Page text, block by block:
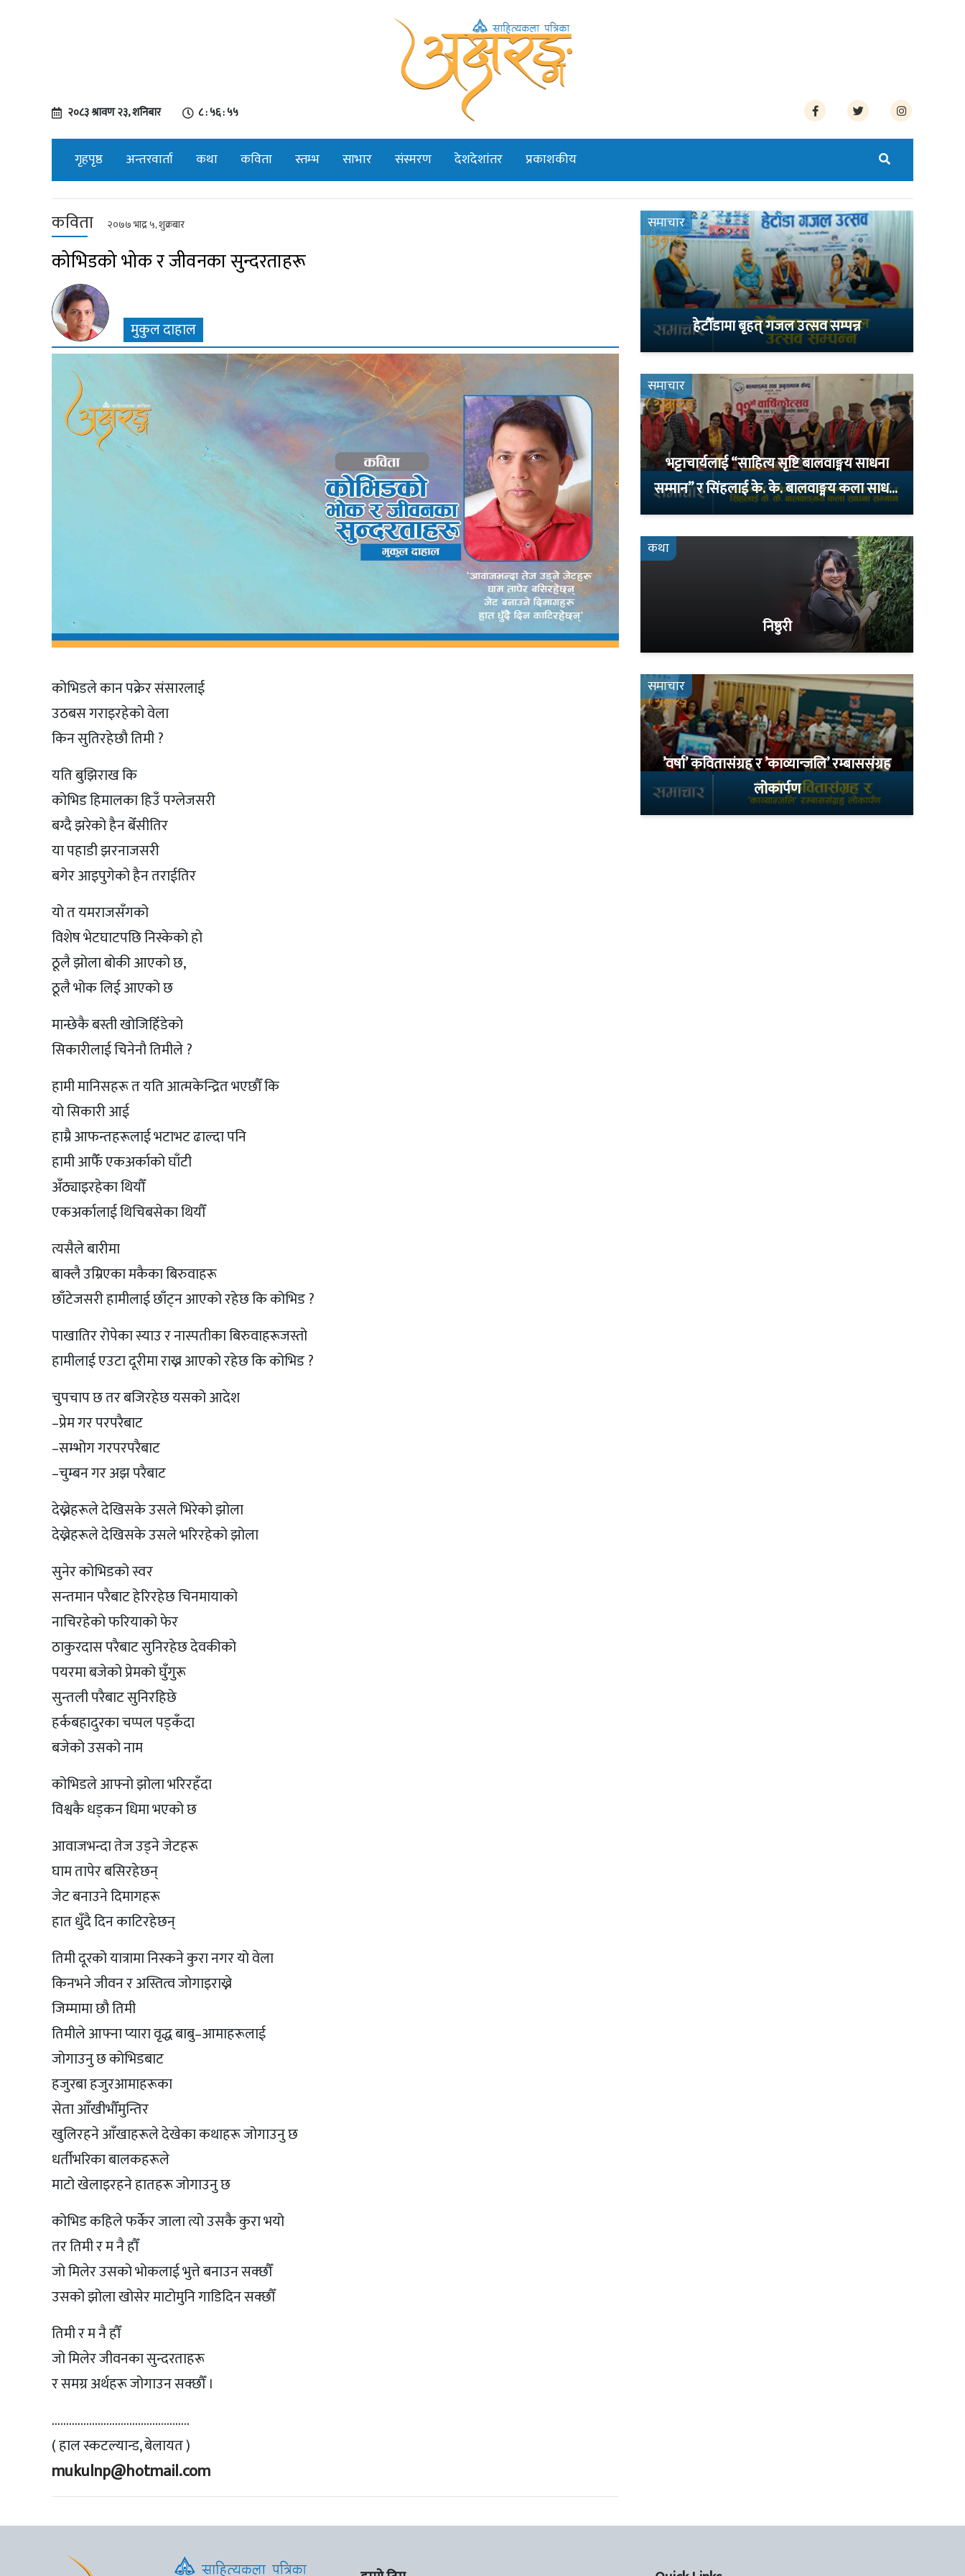
२०८३ श्रावण २३, शनिबार ८ : ५६ : ५६
गृहपृष्ठ अन्तरवार्ता कथा कविता स्तम्भ साभार संस्मरण देशदेशांतर प्रकाशकीय
कविता २०७७ भाद्र ५, शुक्रबार
कोभिडको भोक र जीवनका सुन्दरताहरू
मुकुल दाहाल
कोभिडले कान पक्रेर संसारलाई
उठबस गराइरहेको वेला
किन सुतिरहेछौ तिमी ?
यति बुझिराख कि
कोभिड हिमालका हिउँ पग्लेजसरी
बग्दै झरेको हैन बेँसीतिर
या पहाडी झरनाजसरी
बगेर आइपुगेको हैन तराईतिर
यो त यमराजसँगको
विशेष भेटघाटपछि निस्केको हो
ठूलै झोला बोकी आएको छ,
ठूलै भोक लिई आएको छ
मान्छेकै बस्ती खोजिहिँडेको
सिकारीलाई चिनेनौ तिमीले ?
हामी मानिसहरू त यति आत्मकेन्द्रित भएछौँ कि
यो सिकारी आई
हाम्रै आफन्तहरूलाई भटाभट ढाल्दा पनि
हामी आफैँ एकअर्काको घाँटी
अँठ्याइरहेका थियौँ
एकअर्कालाई थिचिबसेका थियौँ
त्यसैले बारीमा
बाक्लै उम्रिएका मकैका बिरुवाहरू
छाँटेजसरी हामीलाई छाँट्न आएको रहेछ कि कोभिड ?
पाखातिर रोपेका स्याउ र नास्पतीका बिरुवाहरूजस्तो
हामीलाई एउटा दूरीमा राख्न आएको रहेछ कि कोभिड ?
चुपचाप छ तर बजिरहेछ यसको आदेश
–प्रेम गर परपरैबाट
–सम्भोग गरपरपरैबाट
–चुम्बन गर अझ परैबाट
देख्नेहरूले देखिसके उसले भिरेको झोला
देख्नेहरूले देखिसके उसले भरिरहेको झोला
सुनेर कोभिडको स्वर
सन्तमान परैबाट हेरिरहेछ चिनमायाको
नाचिरहेको फरियाको फेर
ठाकुरदास परैबाट सुनिरहेछ देवकीको
पयरमा बजेको प्रेमको घुँगुरू
सुन्तली परैबाट सुनिरहिछे
हर्कबहादुरका चप्पल पड्कँदा
बजेको उसको नाम
कोभिडले आफ्नो झोला भरिरहँदा
विश्वकै धड्कन धिमा भएको छ
आवाजभन्दा तेज उड्ने जेटहरू
घाम तापेर बसिरहेछन्
जेट बनाउने दिमागहरू
हात धुँदै दिन काटिरहेछन्
तिमी दूरको यात्रामा निस्कने कुरा नगर यो वेला
किनभने जीवन र अस्तित्व जोगाइराख्ने
जिम्मामा छौ तिमी
तिमीले आफ्ना प्यारा वृद्ध बाबु–आमाहरूलाई
जोगाउनु छ कोभिडबाट
हजुरबा हजुरआमाहरूका
सेता आँखीभौँमुन्तिर
खुलिरहने आँखाहरूले देखेका कथाहरू जोगाउनु छ
धर्तीभरिका बालकहरूले
माटो खेलाइरहने हातहरू जोगाउनु छ
कोभिड कहिले फर्केर जाला त्यो उसकै कुरा भयो
तर तिमी र म नै हौँ
जो मिलेर उसको भोकलाई भुत्ते बनाउन सक्छौँ
उसको झोला खोसेर माटोमुनि गाडिदिन सक्छौँ
तिमी र म नै हौँ
जो मिलेर जीवनका सुन्दरताहरू
र समग्र अर्थहरू जोगाउन सक्छौँ ।
…………………………………………
( हाल स्कटल्यान्ड, बेलायत )
mukulnp@hotmail.com
समाचार
हेटौँडामा बृहत् गजल उत्सव सम्पन्न
समाचार
भट्टाचार्यलाई “साहित्य सृष्टि बालवाङ्मय साधना
सम्मान” र सिंहलाई के. के. बालवाङ्मय कला साधना
सम्मान
कथा
निष्ठुरी
समाचार
’वर्षा’ कवितासंग्रह र ’काव्यान्जलि’ रम्बाससंग्रह
लोकार्पण